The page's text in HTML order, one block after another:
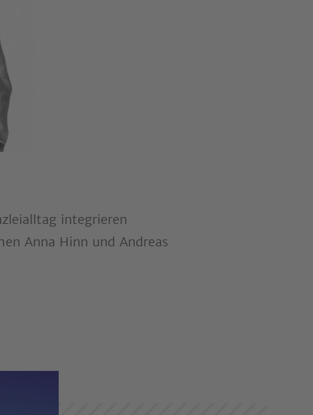
integrieren
Anna Hinn und Andreas